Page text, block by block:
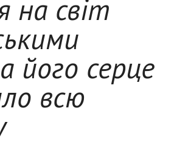
на світ
його серце
всю